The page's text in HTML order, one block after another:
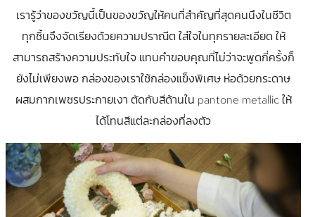
เรารู้ว่าของขวัญนี้เป็นของขวัญให้คนที่สำคัญที่สุดคนนึงในชีวิต
ทุกชิ้นจึงจัดเรียงด้วยความปราณีต ใส่ใจในทุกรายละเอียด ให้
สามารถสร้างความประทับใจ แทนคำขอบคุณที่ไม่ว่าจะพูดกี่ครั้งก็
ยังไม่เพียงพอ กล่องของเราใช้กล่องแข็งพิเศษ ห่อด้วยกระดาษ
ผสมกากเพชรประกายเงา ตัดกับสีด้านใน pantone metallic ให้
ได้โทนสีแต่ละกล่องที่ลงตัว